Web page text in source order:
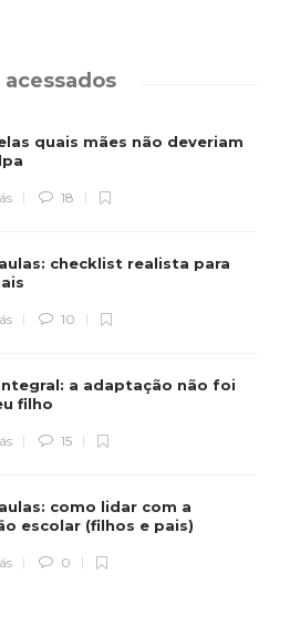
acessados
quais mães não deveriam
18
checklist realista para
10
a adaptação não foi
filho
15
como lidar com a
escolar (filhos e pais)
0